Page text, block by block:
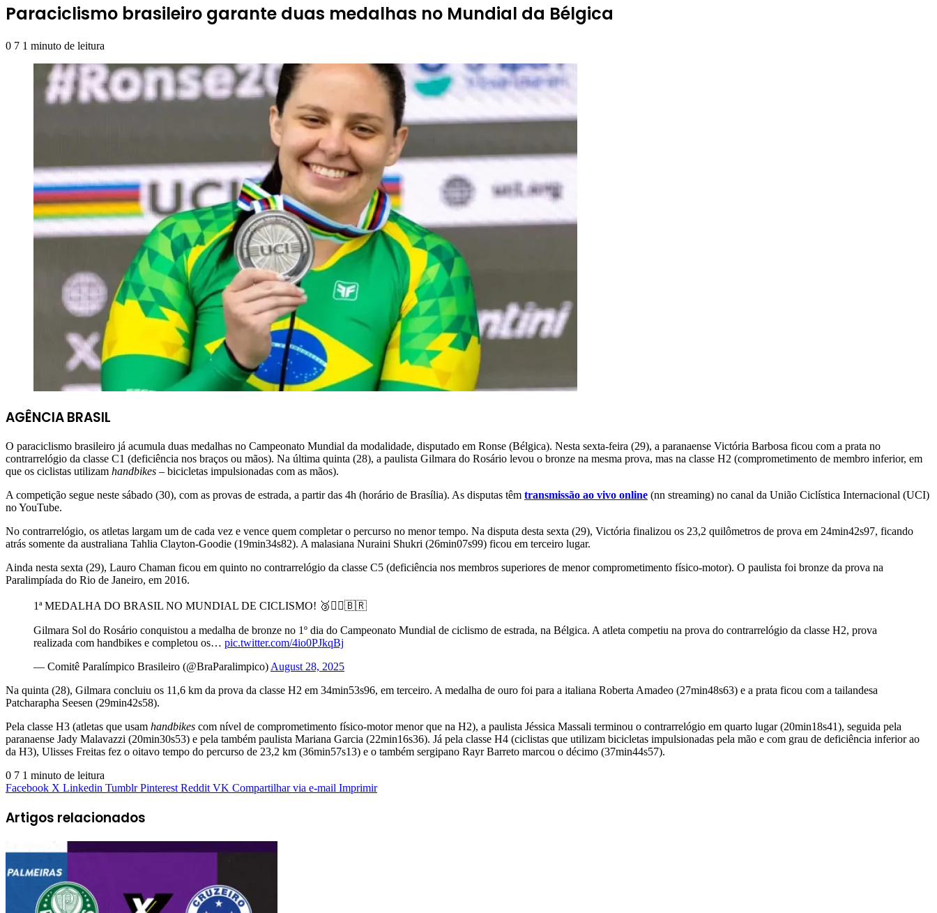
Paraciclismo brasileiro garante duas medalhas no Mundial da Bélgica
0 7 1 minuto de leitura
AGÊNCIA BRASIL
O paraciclismo brasileiro já acumula duas medalhas no Campeonato Mundial da modalidade, disputado em Ronse (Bélgica). Nesta sexta-feira (29), a paranaense Victória Barbosa ficou com a prata no
contrarrelógio da classe C1 (deficiência nos braços ou mãos). Na última quinta (28), a paulista Gilmara do Rosário levou o bronze na mesma prova, mas na classe H2 (comprometimento de membro inferior, em
que os ciclistas utilizam handbikes – bicicletas impulsionadas com as mãos).
A competição segue neste sábado (30), com as provas de estrada, a partir das 4h (horário de Brasília). As disputas têm transmissão ao vivo online (nn streaming) no canal da União Ciclística Internacional (UCI)
no YouTube.
No contrarrelógio, os atletas largam um de cada vez e vence quem completar o percurso no menor tempo. Na disputa desta sexta (29), Victória finalizou os 23,2 quilômetros de prova em 24min42s97, ficando
atrás somente da australiana Tahlia Clayton-Goodie (19min34s82). A malasiana Nuraini Shukri (26min07s99) ficou em terceiro lugar.
Ainda nesta sexta (29), Lauro Chaman ficou em quinto no contrarrelógio da classe C5 (deficiência nos membros superiores de menor comprometimento físico-motor). O paulista foi bronze da prova na
Paralimpíada do Rio de Janeiro, em 2016.
1ª MEDALHA DO BRASIL NO MUNDIAL DE CICLISMO! 🥉🚵‍♀️🇧🇷
Gilmara Sol do Rosário conquistou a medalha de bronze no 1º dia do Campeonato Mundial de ciclismo de estrada, na Bélgica. A atleta competiu na prova do contrarrelógio da classe H2, prova
realizada com handbikes e completou os… pic.twitter.com/4io0PJkqBj
— Comitê Paralímpico Brasileiro (@BraParalimpico) August 28, 2025
Na quinta (28), Gilmara concluiu os 11,6 km da prova da classe H2 em 34min53s96, em terceiro. A medalha de ouro foi para a italiana Roberta Amadeo (27min48s63) e a prata ficou com a tailandesa
Patcharapha Seesen (29min42s58).
Pela classe H3 (atletas que usam handbikes com nível de comprometimento físico-motor menor que na H2), a paulista Jéssica Massali terminou o contrarrelógio em quarto lugar (20min18s41), seguida pela
paranaense Jady Malavazzi (20min30s53) e pela também paulista Mariana Garcia (22min16s36). Já pela classe H4 (ciclistas que utilizam bicicletas impulsionadas pela mão e com grau de deficiência inferior ao
da H3), Ulisses Freitas fez o oitavo tempo do percurso de 23,2 km (36min57s13) e o também sergipano Rayr Barreto marcou o décimo (37min44s57).
0 7 1 minuto de leitura
Facebook X Linkedin Tumblr Pinterest Reddit VK Compartilhar via e-mail Imprimir
Artigos relacionados